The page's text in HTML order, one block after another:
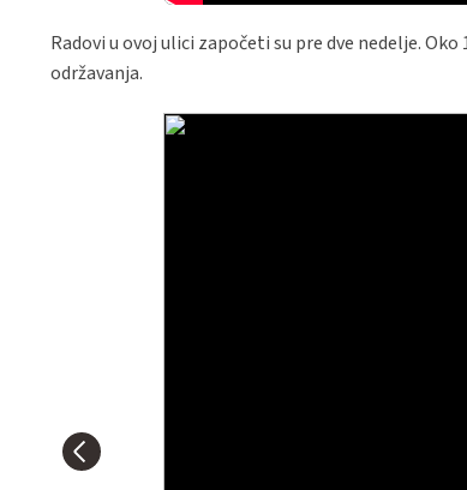
Radovi u ovoj ulici započeti su pre dve nedelje.
održavanja.